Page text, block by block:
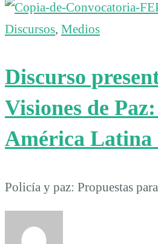
Discursos, Medios
Discurso
Visiones de
América Latina
Policía y paz: Propuestas